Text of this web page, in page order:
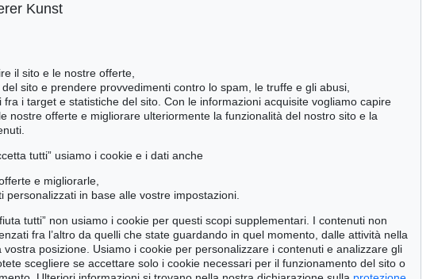
Kunst
il sito e le nostre offerte,
sito e prendere provvedimenti contro lo spam, le truffe e gli abusi,
fra i target e statistiche del sito. Con le informazioni acquisite vogliamo capire
nostre offerte e migliorare ulteriormente la funzionalità del nostro sito e la
tutti” usiamo i cookie e i dati anche
e migliorarle,
personalizzati in base alle vostre impostazioni.
tutti” non usiamo i cookie per questi scopi supplementari. I contenuti non
fra l’altro da quelli che state guardando in quel momento, dalle attività nella
posizione. Usiamo i cookie per personalizzare i contenuti e analizzare gli
scegliere se accettare solo i cookie necessari per il funzionamento del sito o